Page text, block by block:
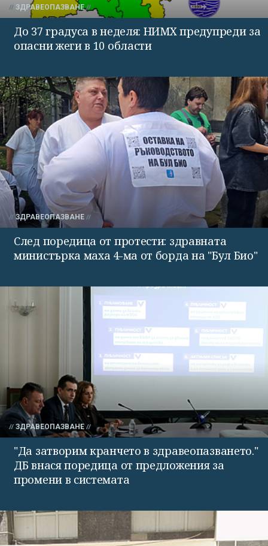
ЗДРАВЕОПАЗВАНЕ
До 37 градуса в неделя: НИМХ предупреди за
опасни жеги в 10 области
ЗДРАВЕОПАЗВАНЕ
След поредица от протести: здравната
министърка маха 4-ма от борда на "Бул Био"
ЗДРАВЕОПАЗВАНЕ
"Да затворим кранчето в здравеопазването."
ДБ внася поредица от предложения за
промени в системата